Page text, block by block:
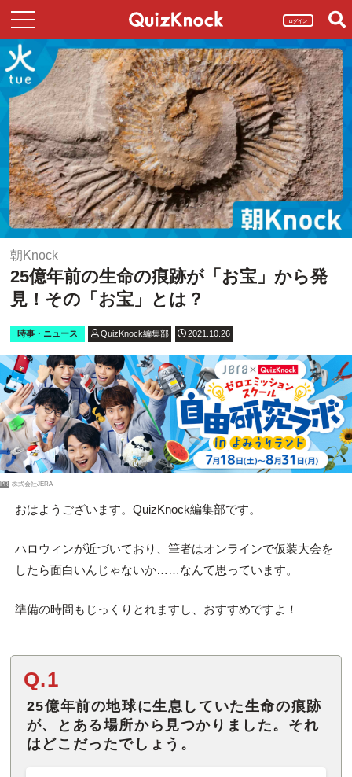
ログイン
朝Knock
25億年前の生命の痕跡が「お宝」から発
見！その「お宝」とは？
時事・ニュース QuizKnock編集部 2021.10.26
PR 株式会社JERA
おはようございます。QuizKnock編集部です。
ハロウィンが近づいており、筆者はオンラインで仮装大会を
したら面白いんじゃないか……なんて思っています。
準備の時間もじっくりとれますし、おすすめですよ！
Q.1
25億年前の地球に生息していた生命の痕跡
が、とある場所から見つかりました。それ
はどこだったでしょう。